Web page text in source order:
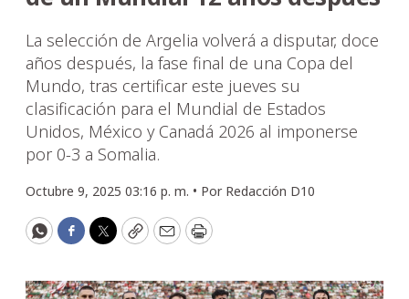
La selección de Argelia volverá a disputar, doce
años después, la fase final de una Copa del
Mundo, tras certificar este jueves su
clasificación para el Mundial de Estados
Unidos, México y Canadá 2026 al imponerse
por 0-3 a Somalia.
Octubre 9, 2025 03:16 p. m. • Por Redacción D10
WhatsApp
Facebook
Twitter
CopyEmailPrint